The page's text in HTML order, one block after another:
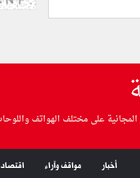
على مختلف الهواتف
أخبار مواقف وآراء اقتصاد